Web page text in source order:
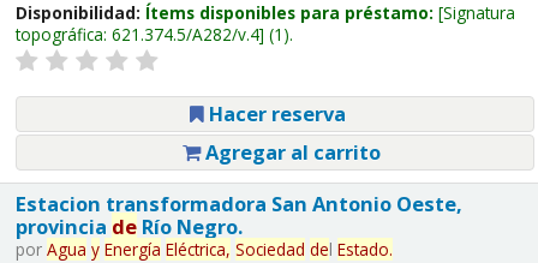
Disponibilidad: Ítems disponibles para préstamo: Signatura
topográfica: 621.374.5/A282/v.4 (1).
Hacer reserva
Agregar al carrito
Estacion transformadora San Antonio Oeste,
provincia deRío Negro.
por Agua y Energía Eléctrica, Sociedad del Estado.